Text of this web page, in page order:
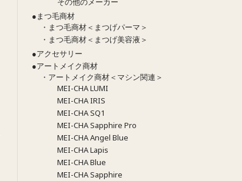
●まつ毛商材
・まつ毛商材＜まつげパーマ＞
・まつ毛商材＜まつげ美容液＞
●アクセサリー
●アートメイク商材
・アートメイク商材＜マシン関連＞
MEI-CHA LUMI
MEI-CHA IRIS
MEI-CHA SQ1
MEI-CHA Sapphire Pro
MEI-CHA Angel Blue
MEI-CHA Lapis
MEI-CHA Blue
MEI-CHA Sapphire